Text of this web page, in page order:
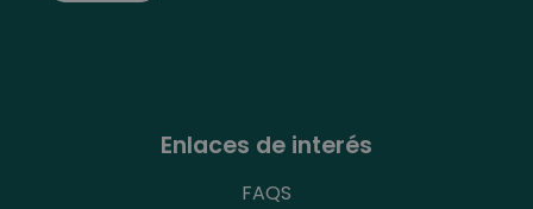
Enlaces de interés
FAQS